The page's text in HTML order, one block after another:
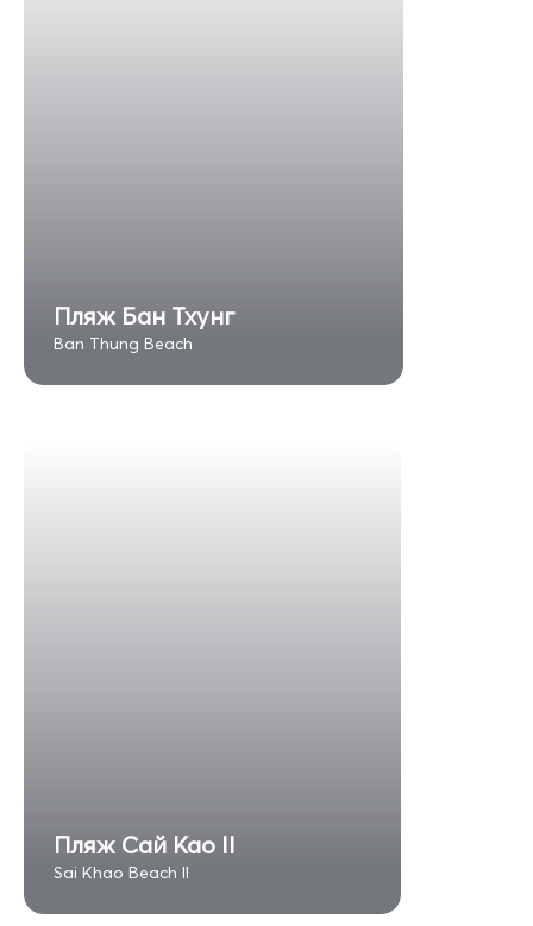
Пляж Бан Тхунг
Ban Thung Beach
Пляж Сай Као II
Sai Khao Beach II